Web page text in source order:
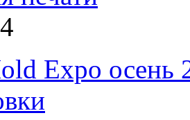
Expo осень